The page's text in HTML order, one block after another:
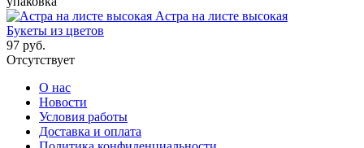
Астра на листе высокая
Букеты из цветов
97 руб.
Отсутствует
О нас
Новости
Условия работы
Доставка и оплата